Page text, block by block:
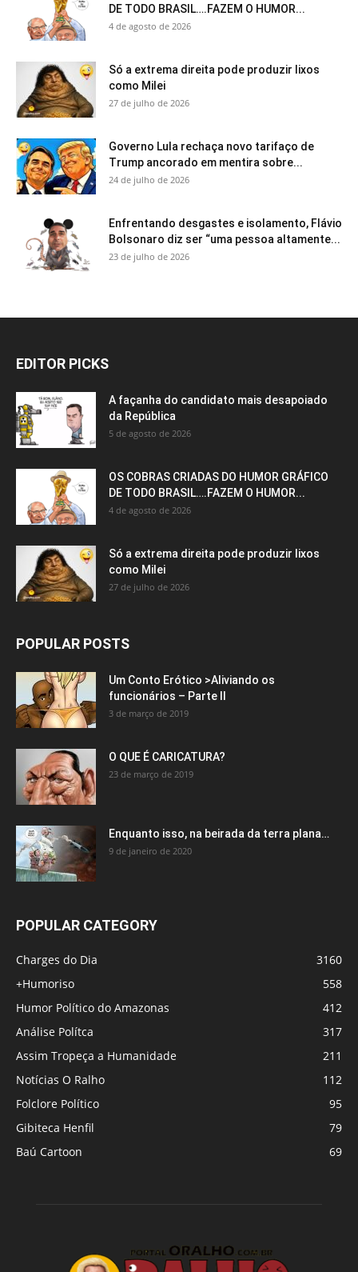
DE TODO BRASIL….FAZEM O HUMOR...
4 de agosto de 2026
Só a extrema direita pode produzir lixos
como Milei
27 de julho de 2026
Governo Lula rechaça novo tarifaço de
Trump ancorado em mentira sobre...
24 de julho de 2026
Enfrentando desgastes e isolamento, Flávio
Bolsonaro diz ser “uma pessoa altamente...
23 de julho de 2026
EDITOR PICKS
A façanha do candidato mais desapoiado
da República
5 de agosto de 2026
OS COBRAS CRIADAS DO HUMOR GRÁFICO
DE TODO BRASIL….FAZEM O HUMOR...
4 de agosto de 2026
Só a extrema direita pode produzir lixos
como Milei
27 de julho de 2026
POPULAR POSTS
Um Conto Erótico >Aliviando os
funcionários – Parte II
3 de março de 2019
O QUE É CARICATURA?
23 de março de 2019
Enquanto isso, na beirada da terra plana…
9 de janeiro de 2020
POPULAR CATEGORY
Charges do Dia
3160
+Humoriso
558
Humor Político do Amazonas
412
Análise Polítca
317
Assim Tropeça a Humanidade
211
Notícias O Ralho
112
Folclore Político
95
Gibiteca Henfil
79
Baú Cartoon
69